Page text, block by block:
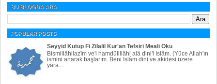
BU BLOGDA ARA
POPULAR POSTS
Seyyid Kutup Fi Zilalil Kur'an Tefsiri Meali Oku
Bismillâhilazîm ve'l hamdülillâhi alâ dini'l Islâm. (Yüce Allah'ın
ismini anarak başlarım. Beni Islâm dini ve akidesi üzere
yara...